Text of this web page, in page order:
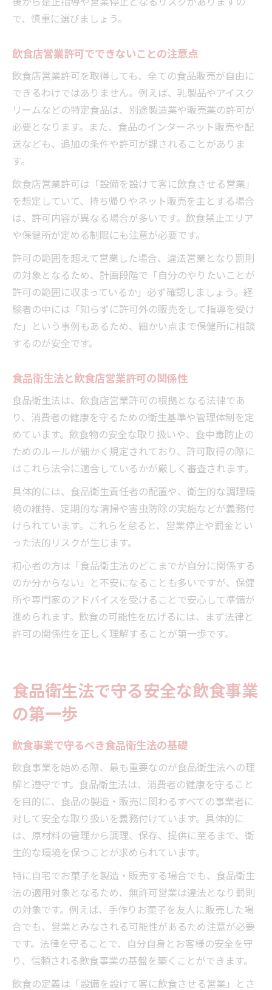
で、慎重に選びましょう。
飲食店営業許可でできないことの注意点
飲食店営業許可を取得しても、全ての食品販売が自由に
できるわけではありません。例えば、乳製品やアイスク
リームなどの特定食品は、別途製造業や販売業の許可が
必要となります。また、食品のインターネット販売や配
送なども、追加の条件や許可が課されることがありま
す。
飲食店営業許可は「設備を設けて客に飲食させる営業」
を想定していて、持ち帰りやネット販売を主とする場合
は、許可内容が異なる場合が多いです。飲食禁止エリア
や保健所が定める制限にも注意が必要です。
許可の範囲を超えて営業した場合、違法営業となり罰則
の対象となるため、計画段階で「自分のやりたいことが
許可の範囲に収まっているか」必ず確認しましょう。経
験者の中には「知らずに許可外の販売をして指導を受け
た」という事例もあるため、細かい点まで保健所に相談
するのが安全です。
食品衛生法と飲食店営業許可の関係性
食品衛生法は、飲食店営業許可の根拠となる法律であ
り、消費者の健康を守るための衛生基準や管理体制を定
めています。飲食物の安全な取り扱いや、食中毒防止の
ためのルールが細かく規定されており、許可取得の際に
はこれら法令に適合しているかが厳しく審査されます。
具体的には、食品衛生責任者の配置や、衛生的な調理環
境の維持、定期的な清掃や害虫防除の実施などが義務付
けられています。これらを怠ると、営業停止や罰金とい
った法的リスクが生じます。
初心者の方は「食品衛生法のどこまでが自分に関係する
のか分からない」と不安になることも多いですが、保健
所や専門家のアドバイスを受けることで安心して準備が
進められます。飲食の可能性を広げるには、まず法律と
許可の関係性を正しく理解することが第一歩です。
食品衛生法で守る安全な飲食事業
の第一歩
飲食事業で守るべき食品衛生法の基礎
飲食事業を始める際、最も重要なのが食品衛生法への理
解と遵守です。食品衛生法は、消費者の健康を守ること
を目的に、食品の製造・販売に関わるすべての事業者に
対して安全な取り扱いを義務付けています。具体的に
は、原材料の管理から調理、保存、提供に至るまで、衛
生的な環境を保つことが求められています。
特に自宅でお菓子を製造・販売する場合でも、食品衛生
法の適用対象となるため、無許可営業は違法となり罰則
の対象です。例えば、手作りお菓子を友人に販売した場
合でも、営業とみなされる可能性があるため注意が必要
です。法律を守ることで、自分自身とお客様の安全を守
り、信頼される飲食事業の基盤を築くことができます。
飲食の定義は「設備を設けて客に飲食させる営業」とさ